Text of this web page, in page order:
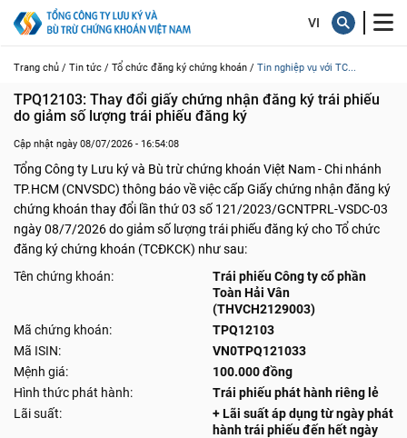
Trang chủ / Tin tức / Tổ chức đăng ký chứng khoán / Tin nghiệp vụ với TC...
TPQ12103: Thay đổi giấy chứng nhận đăng ký trái phiếu
do giảm số lượng trái phiếu đăng ký
Cập nhật ngày 08/07/2026 - 16:54:08
Tổng Công ty Lưu ký và Bù trừ chứng khoán Việt Nam - Chi nhánh
TP.HCM (CNVSDC) thông báo về việc cấp Giấy chứng nhận đăng ký
chứng khoán thay đổi lần thứ 03 số 121/2023/GCNTPRL-VSDC-03
ngày 08/7/2026 do giảm số lượng trái phiếu đăng ký cho Tổ chức
đăng ký chứng khoán (TCĐKCK) như sau:
Tên chứng khoán:
Trái phiếu Công ty cổ phần
Toàn Hải Vân
(THVCH2129003)
Mã chứng khoán:
TPQ12103
Mã ISIN:
VN0TPQ121033
Mệnh giá:
100.000 đồng
Hình thức phát hành:
Trái phiếu phát hành riêng lẻ
Lãi suất:
+ Lãi suất áp dụng từ ngày phát
hành trái phiếu đến hết ngày